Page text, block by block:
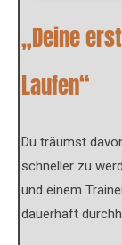
„Deine
Laufen“
Du träumst
schneller zu
und einem
dauerhaft